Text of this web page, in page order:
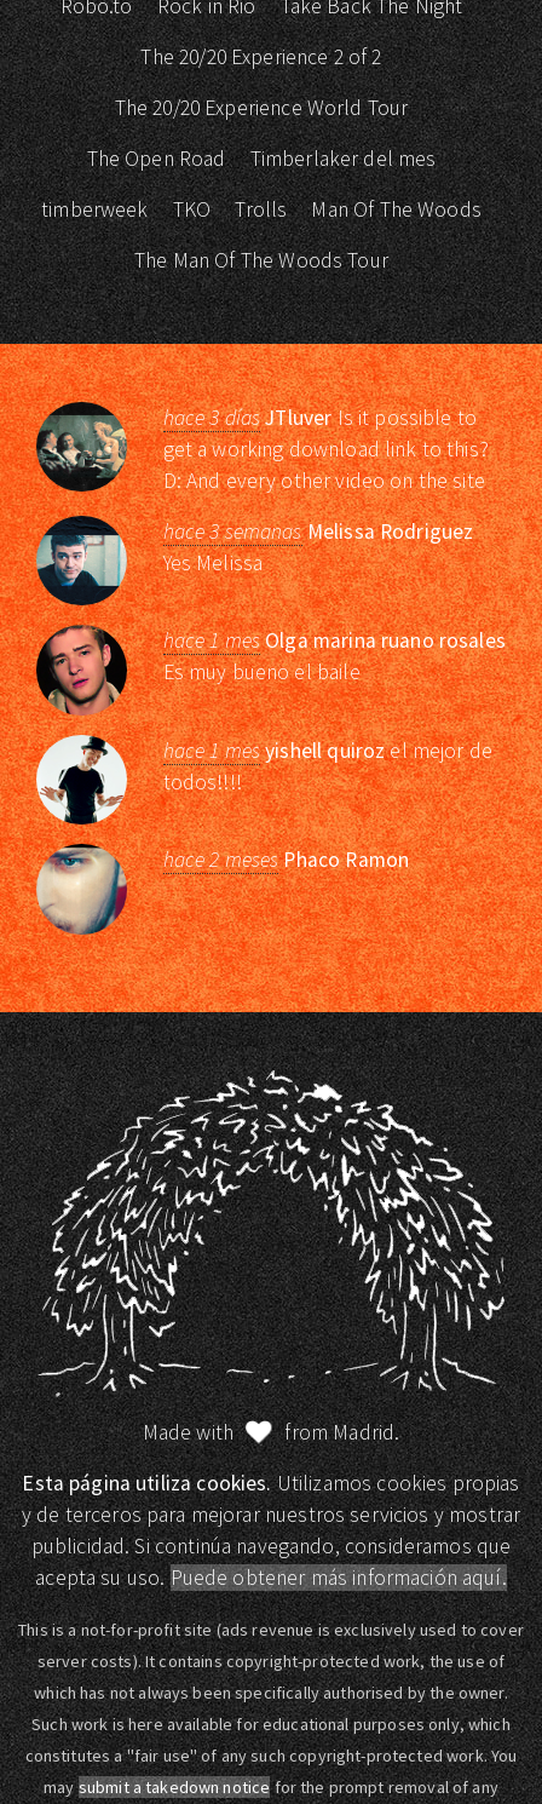
Robo.to
Rock in Rio
Take Back The Night
The 20/20 Experience 2 of 2
The 20/20 Experience World Tour
The Open Road
Timberlaker del mes
timberweek
TKO Trolls
Man Of The Woods
The Man Of The Woods Tour
hace 3 díasJTluverIs it possible to
get a working download link to this?
D: And every other video on the site
hace 3 semanasMelissa Rodriguez
Yes Melissa
hace 1 mesOlga marina ruano rosales
Es muy bueno el baile
hace 1 mesyishell quirozel mejor de
todos!!!!
hace 2 mesesPhaco Ramon
Made with
from Madrid.
Esta página utiliza cookies.Utilizamos cookies propias
y de terceros para mejorar nuestros servicios y mostrar
publicidad. Si continúa navegando, consideramos que
acepta su uso.Puede obtener más información aquí.
This is a not-for-profit site (ads revenue is exclusively used to cover
server costs). It contains copyright-protected work, the use of
which has not always been specifically authorised by the owner.
Such work is here available for educational purposes only, which
constitutes a "fair use" of any such copyright-protected work. You
maysubmit a takedown noticefor the prompt removal of any